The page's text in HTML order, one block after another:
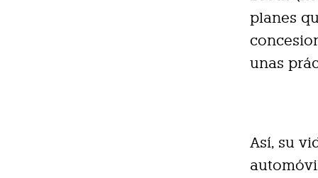
planes
unas
Así, su